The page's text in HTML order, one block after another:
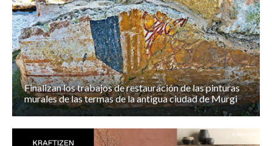
Finalizan los trabajos de restauración de las pinturas
murales de las termas de la antigua ciudad de Murgi